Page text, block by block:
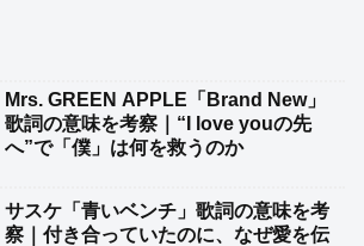
Mrs. GREEN APPLE「Brand New」
歌詞の意味を考察｜“I love youの先
へ”で「僕」は何を救うのか
サスケ「青いベンチ」歌詞の意味を考
察｜付き合っていたのに、なぜ愛を伝